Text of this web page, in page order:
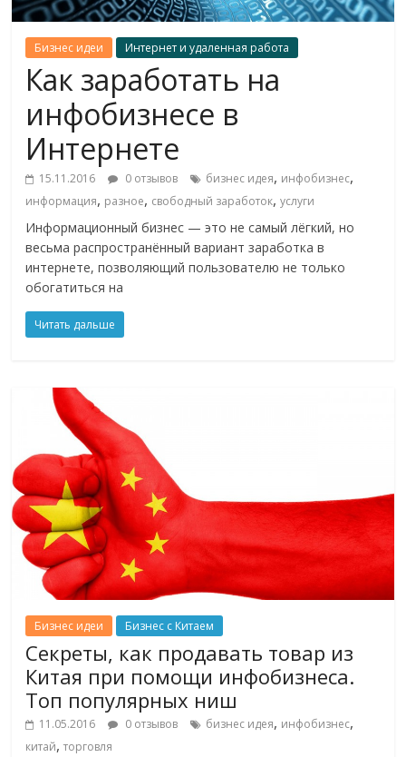
Бизнес идеи Интернет и удаленная работа
Как заработать на
инфобизнесе в
Интернете
15.11.2016 0 отзывов бизнес идея, инфобизнес,
информация, разное, свободный заработок,услуги
Информационный бизнес — это не самый лёгкий, но
весьма распространённый вариант заработка в
интернете, позволяющий пользователю не только
обогатиться на
Читать дальше
Бизнес идеи Бизнес с Китаем
Секреты, как продавать товар из
Китая при помощи инфобизнеса.
Топ популярных ниш
11.05.2016 0 отзывов бизнес идея, инфобизнес,
китай,торговля